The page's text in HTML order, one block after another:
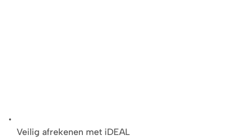
Veilig afrekenen met iDEAL